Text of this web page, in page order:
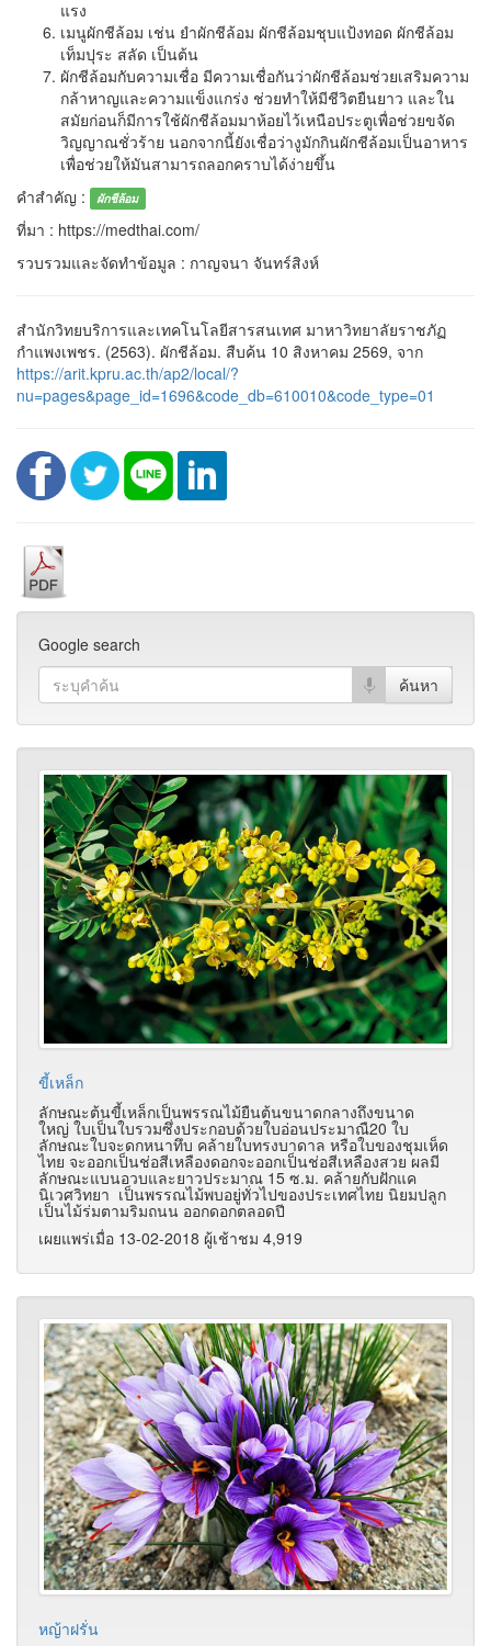
แรง
เมนูผักชีล้อม เช่น ยำผักชีล้อม ผักชีล้อมชุบแป้งทอด ผักชีล้อม
เท็มปุระ สลัด เป็นต้น
ผักชีล้อมกับความเชื่อ มีความเชื่อกันว่าผักชีล้อมช่วยเสริมความ
กล้าหาญและความแข็งแกร่ง ช่วยทำให้มีชีวิตยืนยาว และใน
สมัยก่อนก็มีการใช้ผักชีล้อมมาห้อยไว้เหนือประตูเพื่อช่วยขจัด
วิญญาณชั่วร้าย นอกจากนี้ยังเชื่อว่างูมักกินผักชีล้อมเป็นอาหาร
เพื่อช่วยให้มันสามารถลอกคราบได้ง่ายขึ้น
คำสำคัญ :
ผักชีล้อม
ที่มา : https://medthai.com/
รวบรวมและจัดทำข้อมูล : กาญจนา จันทร์สิงห์
สำนักวิทยบริการและเทคโนโลยีสารสนเทศ มาหาวิทยาลัยราชภัฏ
กำแพงเพชร. (2563). ผักชีล้อม. สืบค้น 10 สิงหาคม 2569, จาก
https://arit.kpru.ac.th/ap2/local/?
nu=pages&page_id=1696&code_db=610010&code_type=01
Google search
ขี้เหล็ก
ลักษณะต้นขี้เหล็กเป็นพรรณไม้ยืนต้นขนาดกลางถึงขนาด
ใหญ่ ใบเป็นใบรวมซึ่งประกอบด้วยใบอ่อนประมาณื20 ใบ
ลักษณะใบจะดกหนาทึบ คล้ายใบทรงบาดาล หรือใบของชุมเห็ด
ไทย จะออกเป็นช่อสีเหลืองดอกจะออกเป็นช่อสีเหลืองสวย ผลมี
ลักษณะแบนอวบและยาวประมาณ 15 ซ.ม. คล้ายกับฝักแค
นิเวศวิทยา เป็นพรรณไม้พบอยู่ทั่วไปของประเทศไทย นิยมปลูก
เป็นไม้ร่มตามริมถนน ออกดอกตลอดปี
เผยแพร่เมื่อ 13-02-2018 ผู้เช้าชม 4,919
หญ้าฝรั่น